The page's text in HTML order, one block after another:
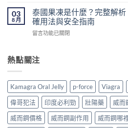
錢、
醫
生
紙
與
安
購
買
注
意
事
項〉
港
怎
麼
買？〉
藥
推
薦
｜
男
健
產
品
購
買
指
利
勁
原
理
解
西
汀
如
何
改
03
8 月
泰國果凍是什麼？完整解
確用法與安全指南
在
果
凍
什
麼？
完
整
解
析：
留言功能已關閉
熱點關注
Kamagra Oral Jelly p-force Viagra
偉哥犯法
印度必利勁 壯陽藥 威而
威而鋼價格
威而鋼副作用 威而鋼哪